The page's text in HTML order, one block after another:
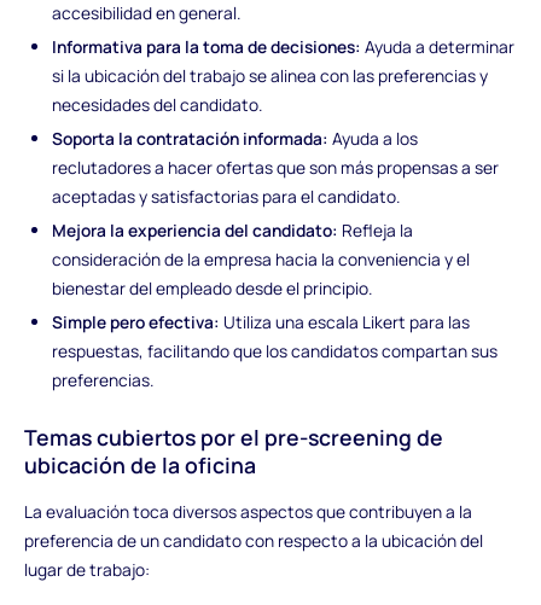
accesibilidad en general.
Informativa para la toma de decisiones: Ayuda a determinar
si la ubicación del trabajo se alinea con las preferencias y
necesidades del candidato.
Soporta la contratación informada: Ayuda a los
reclutadores a hacer ofertas que son más propensas a ser
aceptadas y satisfactorias para el candidato.
Mejora la experiencia del candidato: Refleja la
consideración de la empresa hacia la conveniencia y el
bienestar del empleado desde el principio.
Simple pero efectiva: Utiliza una escala Likert para las
respuestas, facilitando que los candidatos compartan sus
preferencias.
Temas cubiertos por el pre-screening de
ubicación de la oficina
La evaluación toca diversos aspectos que contribuyen a la
preferencia de un candidato con respecto a la ubicación del
lugar de trabajo: